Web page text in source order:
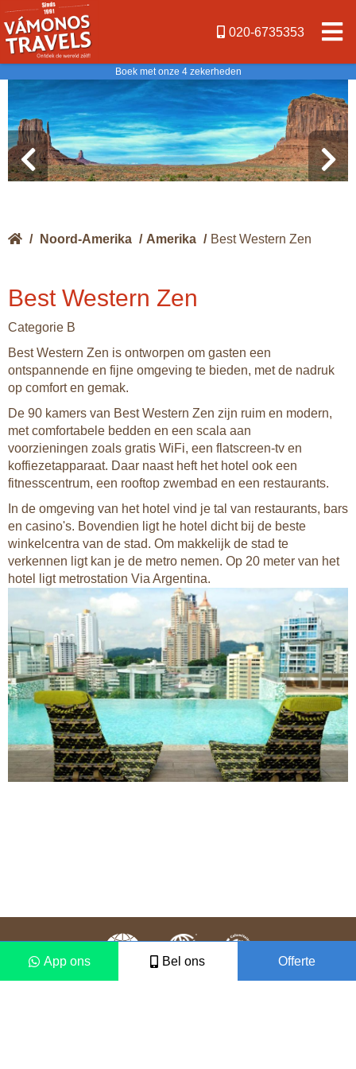
020-6735353
Boek met onze 4 zekerheden
/ Noord-Amerika / Amerika / Best Western Zen
Best Western Zen
Categorie B
Best Western Zen is ontworpen om gasten een
ontspannende en fijne omgeving te bieden, met de nadruk
op comfort en gemak.
De 90 kamers van Best Western Zen zijn ruim en modern,
met comfortabele bedden en een scala aan
voorzieningen zoals gratis WiFi, een flatscreen-tv en
koffiezetapparaat. Daar naast heft het hotel ook een
fitnesscentrum, een rooftop zwembad en een restaurants.
In de omgeving van het hotel vind je tal van restaurants, bars
en casino's. Bovendien ligt he hotel dicht bij de beste
winkelcentra van de stad. Om makkelijk de stad te
verkennen ligt kan je de metro nemen. Op 20 meter van het
hotel ligt metrostation Via Argentina.
App ons Bel ons Offerte